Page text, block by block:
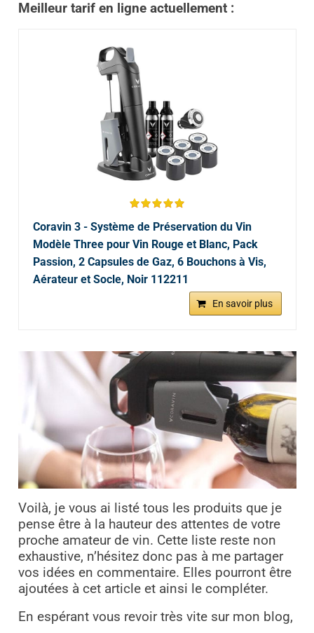
Meilleur tarif en ligne actuellement :
Coravin 3 - Système de Préservation du Vin
Modèle Three pour Vin Rouge et Blanc, Pack
Passion, 2 Capsules de Gaz, 6 Bouchons à Vis,
Aérateur et Socle, Noir 112211
En savoir plus
Voilà, je vous ai listé tous les produits que je
pense être à la hauteur des attentes de votre
proche amateur de vin. Cette liste reste non
exhaustive, n’hésitez donc pas à me partager
vos idées en commentaire. Elles pourront être
ajoutées à cet article et ainsi le compléter.
En espérant vous revoir très vite sur mon blog,